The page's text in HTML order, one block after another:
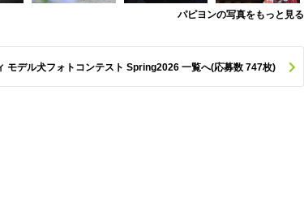
パピヨンの写真をもっと見る
モデル犬フォトコンテスト Spring2026 一覧へ(応募数 747枚)